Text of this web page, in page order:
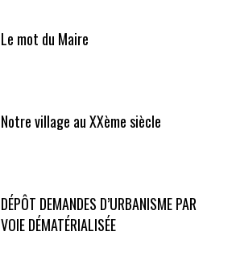
Le mot du Maire
Notre village au XXème siècle
DÉPÔT DEMANDES D’URBANISME PAR
VOIE DÉMATÉRIALISÉE